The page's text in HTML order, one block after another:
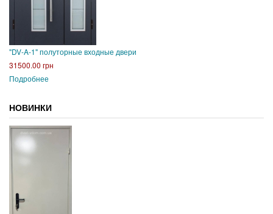
"DV-A-1" полуторные входные двери
31500.00 грн
Подробнее
НОВИНКИ